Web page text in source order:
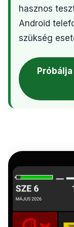
hasznos
Android
szükség